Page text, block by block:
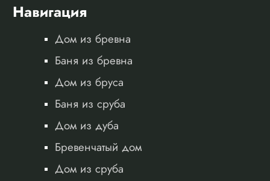
Навигация
Дом из бревна
Баня из бревна
Дом из бруса
Баня из сруба
Дом из дуба
Бревенчатый дом
Дом из сруба